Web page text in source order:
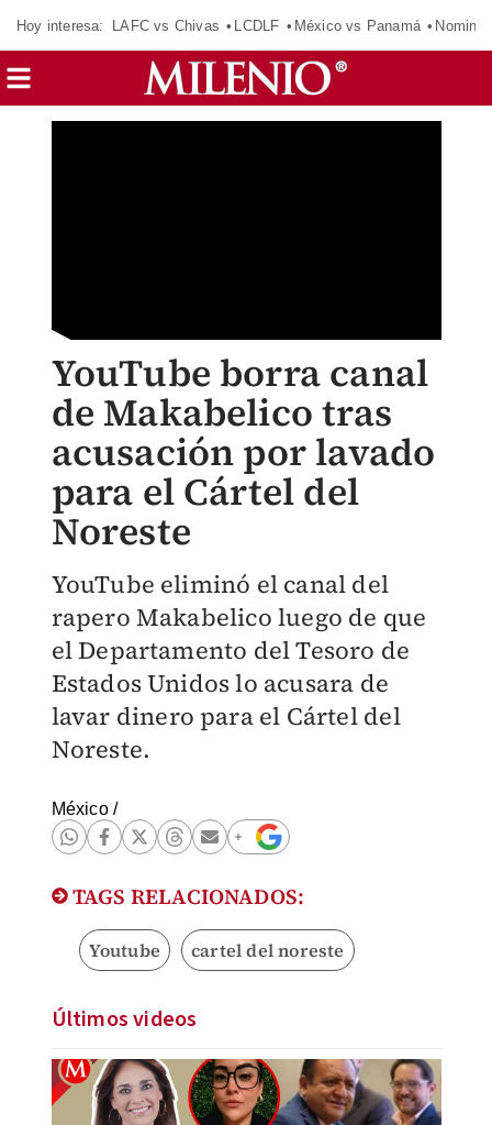
Hoy interesa: LAFC vs Chivas LCDLF México vs Panamá
YouTube borra canal
de Makabelico tras
acusación por lavado
para el Cártel del
Noreste
YouTube eliminó el canal del
rapero Makabelico luego de que
el Departamento del Tesoro de
Estados Unidos lo acusara de
lavar dinero para el Cártel del
Noreste.
México/
TAGS RELACIONADOS:
Youtube cartel del noreste
Últimos videos